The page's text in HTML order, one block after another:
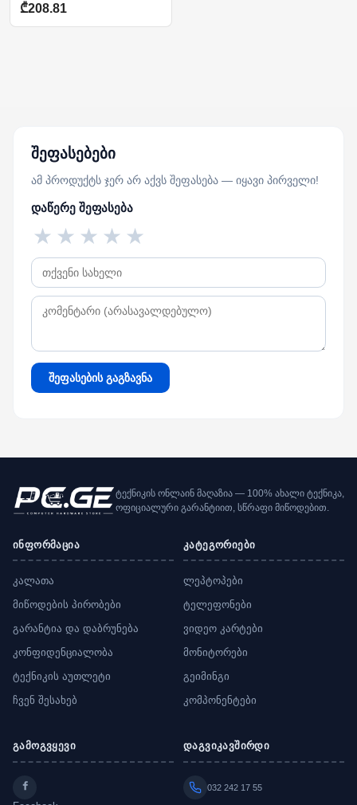
₾208.81
შეფასებები
ამ პროდუქტს ჯერ არ აქვს შეფასება — იყავი პირველი!
დაწერე შეფასება
★
★
★
★
★
შეფასების გაგზავნა
ტექნიკის ონლაინ მაღაზია — 100% ახალი ტექნიკა,
ოფიციალური გარანტიით, სწრაფი მიწოდებით.
ინფორმაცია
კალათა
მიწოდების პირობები
გარანტია და დაბრუნება
კონფიდენციალობა
ტექნიკის აუთლეტი
ჩვენ შესახებ
კატეგორიები
ლეპტოპები
ტელეფონები
ვიდეო კარტები
მონიტორები
გეიმინგი
კომპონენტები
გამოგვყევი დაგვიკავშირდი
032 242 17 55